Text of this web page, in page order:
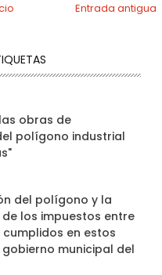
Entrada antigua
obras de
polígono industrial
del polígono y la
los impuestos entre
en estos
municipal del